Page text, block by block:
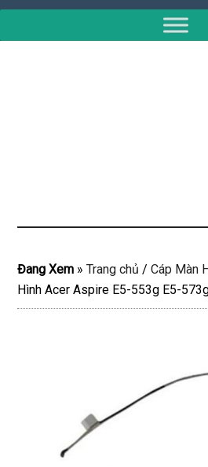
Đang Xem »Trang chủ / Cáp Màn
Hình Acer Aspire E5-553g E5-